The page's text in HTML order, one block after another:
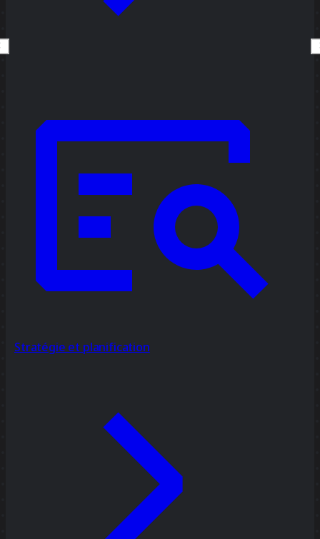
Stratégie et planification